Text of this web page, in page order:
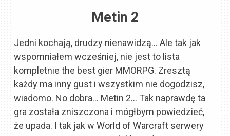
Metin 2
Jedni kochają, drudzy nienawidzą… Ale tak jak
wspomniałem wcześniej, nie jest to lista
kompletnie the best gier MMORPG. Zresztą
każdy ma inny gust i wszystkim nie dogodzisz,
wiadomo. No dobra… Metin 2… Tak naprawdę ta
gra została zniszczona i mógłbym powiedzieć,
że upada. I tak jak w World of Warcraft serwery